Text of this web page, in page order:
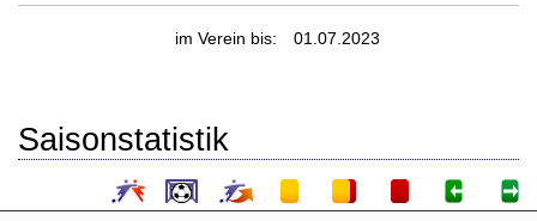
im Verein bis: 01.07.2023
Saisonstatistik